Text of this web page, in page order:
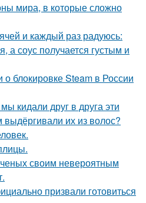
мира, в которые сложно
и каждый раз радуюсь:
а соус получается густым и
о блокировке Steam в России
кидали друг в друга эти
их из волос?
своим невероятным
призвали готовиться